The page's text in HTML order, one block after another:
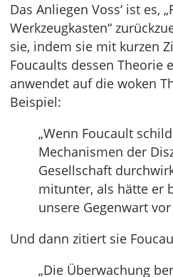
Das Anliegen Voss‘ ist es,
Werkzeugkasten“
sie, indem sie mit kurzen
Foucaults dessen Theorie
anwendet auf die woken
Beispiel:
„Wenn Foucault
Mechanismen der
Gesellschaft
mitunter, als hätte er
unsere Gegenwart
Und dann zitiert sie
„Die Überwachung